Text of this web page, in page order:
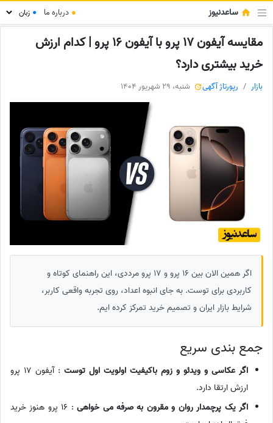
ساعدنیوز ● درباره ما ●
مقایسه آیفون 17 پرو با آیفون 16 پرو | کدام ارزش
خرید بیشتری دارد؟
بازار رپورتاژ آگهی شنبه، 29 شهریور 1404
اگر همین الان بین 16 پرو و 17 پرو مرددی، این راهنمای کوتاه و
کاربردی برای توست. به جای انبوه اعداد، روی تجربه واقعی کاربر،
شرایط بازار ایران و تصمیم خرید تمرکز کرده ایم.
جمع بندی سریع
اگر عکاسی و ویدئو و زوم باکیفیت اولویت اول توست
: آیفون 17 پرو
ارزش ارتقا دارد.
اگر یک پرچمدار روان و مقرون به صرفه می خواهی
: 16 پرو هنوز خرید